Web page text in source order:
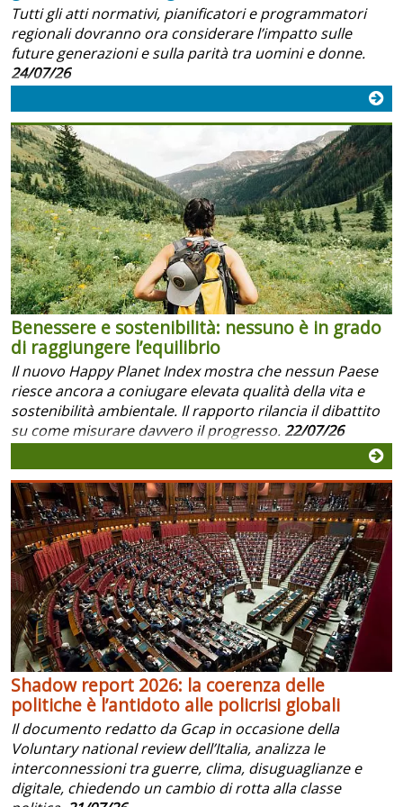
Tutti gli atti normativi, pianificatori e programmatori
regionali dovranno ora considerare l’impatto sulle
future generazioni e sulla parità tra uomini e donne.
24/07/26
Benessere e sostenibilità: nessuno è in grado
di raggiungere l’equilibrio
Il nuovo Happy Planet Index mostra che nessun Paese
riesce ancora a coniugare elevata qualità della vita e
sostenibilità ambientale. Il rapporto rilancia il dibattito
su come misurare davvero il progresso.22/07/26
Shadow report 2026: la coerenza delle
politiche è l’antidoto alle policrisi globali
Il documento redatto da Gcap in occasione della
Voluntary national review dell’Italia, analizza le
interconnessioni tra guerre, clima, disuguaglianze e
digitale, chiedendo un cambio di rotta alla classe